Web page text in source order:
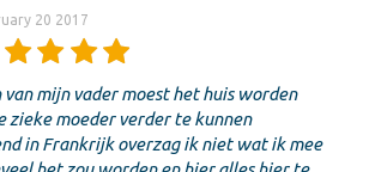
20 2017
mijn vader moest het huis worden
zieke moeder verder te kunnen
in Frankrijk overzag ik niet wat ik mee